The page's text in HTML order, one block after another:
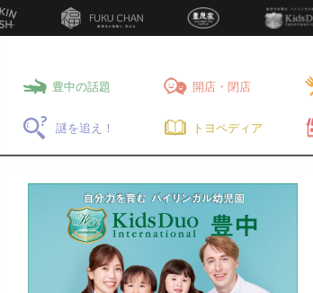
豊中の話題 開店・閉店
謎を追え！ トヨペディア